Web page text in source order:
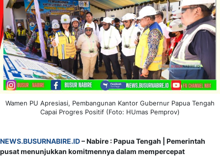
Wamen PU Apresiasi, Pembangunan Kantor Gubernur Papua Tengah
Capai Progres Positif (Foto: HUmas Pemprov)
NEWS.BUSURNABIRE.ID– Nabire : Papua Tengah | Pemerintah
pusat menunjukkan komitmennya dalam mempercepat